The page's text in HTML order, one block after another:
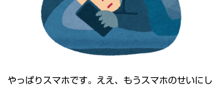
やっぱりスマホです。ええ、もうスマホのせいにし